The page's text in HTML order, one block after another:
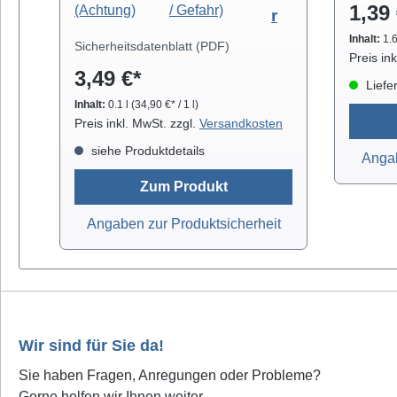
professionellen Säuberung von
Laufwerkteilen, Gummirollen und
optischen Gläsern. Isopropanol
verdunstet schnell und arbeitet
rückstandsfrei.
r
Sicherheitsdatenblatt (PDF)
3,49 €*
Inhalt: 0.1 l (34,90 €* / 1 l)
Preis inkl. MwSt. zzgl. Versandkosten
siehe Produktdetails
Zum Produkt
Angaben zur Produktsicherheit
mit
Die
breit
breit
1,39
Inhalt:
Preis
Wir sind für Sie da!
Sie haben Fragen, Anregungen oder Probleme?